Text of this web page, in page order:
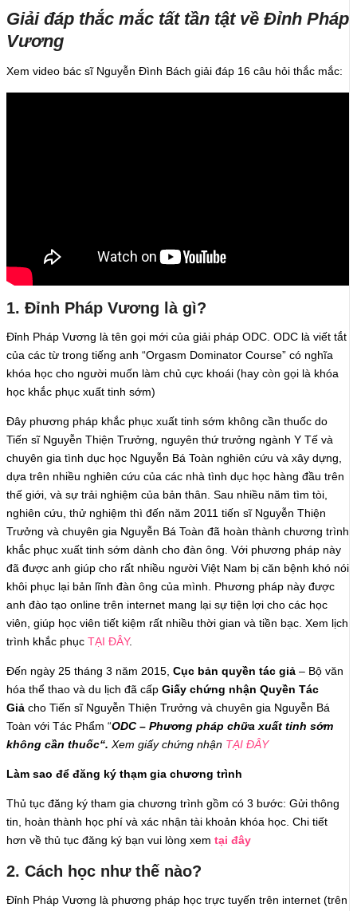
Giải đáp thắc mắc tất tần tật về Đỉnh Pháp
Vương
Xem video bác sĩ Nguyễn Đình Bách giải đáp 16 câu hỏi thắc mắc:
1. Đỉnh Pháp Vương là gì?
Đỉnh Pháp Vương là tên gọi mới của giải pháp ODC. ODC là viết tắt
của các từ trong tiếng anh “Orgasm Dominator Course” có nghĩa
khóa học cho người muốn làm chủ cực khoái (hay còn gọi là khóa
học khắc phục xuất tinh sớm)
Đây phương pháp khắc phục xuất tinh sớm không cần thuốc do
Tiến sĩ Nguyễn Thiện Trưởng, nguyên thứ trưởng ngành Y Tế và
chuyên gia tình dục học Nguyễn Bá Toàn nghiên cứu và xây dựng,
dựa trên nhiều nghiên cứu của các nhà tình dục học hàng đầu trên
thế giới, và sự trải nghiệm của bản thân. Sau nhiều năm tìm tòi,
nghiên cứu, thử nghiệm thì đến năm 2011 tiến sĩ Nguyễn Thiện
Trưởng và chuyên gia Nguyễn Bá Toàn đã hoàn thành chương trình
khắc phục xuất tinh sớm dành cho đàn ông. Với phương pháp này
đã được anh giúp cho rất nhiều người Việt Nam bị căn bệnh khó nói
khôi phục lại bản lĩnh đàn ông của mình. Phương pháp này được
anh đào tạo online trên internet mang lại sự tiện lợi cho các học
viên, giúp học viên tiết kiệm rất nhiều thời gian và tiền bạc. Xem lịch
trình khắc phục TẠI ĐÂY.
Đến ngày 25 tháng 3 năm 2015, Cục bản quyền tác giả– Bộ văn
hóa thể thao và du lịch đã cấp Giấy chứng nhận Quyền Tác
Giảcho Tiến sĩ Nguyễn Thiện Trưởng và chuyên gia Nguyễn Bá
Toàn với Tác Phẩm “ODC – Phương pháp chữa xuất tinh sớm
không cần thuốc“. Xem giấy chứng nhận TẠI ĐÂY
Làm sao để đăng ký thạm gia chương trình
Thủ tục đăng ký tham gia chương trình gồm có 3 bước: Gửi thông
tin, hoàn thành học phí và xác nhận tài khoản khóa học. Chi tiết
hơn về thủ tục đăng ký bạn vui lòng xem tại đây
2. Cách học như thế nào?
Đỉnh Pháp Vương là phương pháp học trực tuyến trên internet (trên